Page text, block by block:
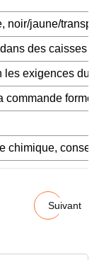
noir/jaune/
des caisses
les exigences du
commande
chimique,
Suivant